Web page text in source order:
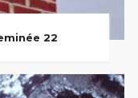
22